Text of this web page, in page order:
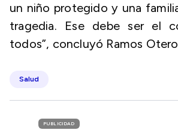
un niño protegido y una
tragedia. Ese debe ser el
todos”, concluyó Ramos
Salud
PUBLICIDAD